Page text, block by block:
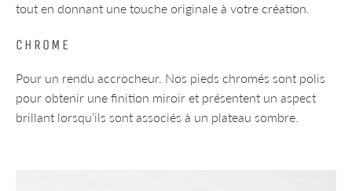
tout en donnant une touche originale à votre création.
CHROME
Pour un rendu accrocheur. Nos pieds chromés sont polis
pour obtenir une finition miroir et présentent un aspect
brillant lorsqu’ils sont associés à un plateau sombre.